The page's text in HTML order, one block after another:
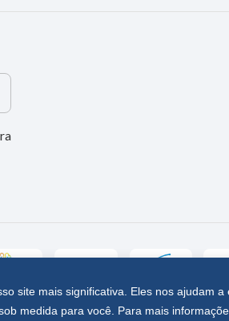
site mais significativa. Eles nos ajudam
medida para você. Para mais